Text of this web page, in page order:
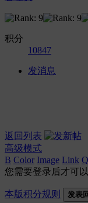
积分
10847
发消息
返回列表
高级模式
B Color Image Link
您需要登录后才可
本版积分规则 发表